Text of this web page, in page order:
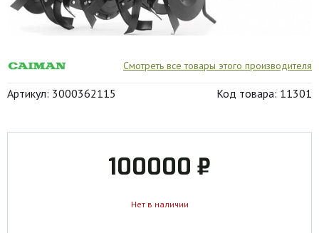
Смотреть все товары этого производителя
Артикул: 3000362115 Код товара: 11301
100000 ₽
Нет в наличии